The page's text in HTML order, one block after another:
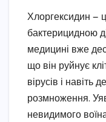
Хлоргексидин —
бактерицидною
медицині вже
що він руйнує
вірусів і навіть
розмноження.
невидимого